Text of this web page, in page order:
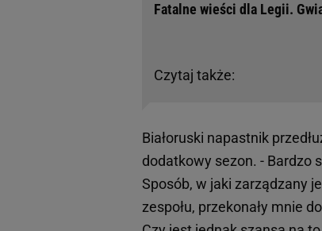
Czytaj także:
Fatalne wieści dla Legii.
Białoruski napastnik
dodatkowy sezon. - Bardzo
Sposób, w jaki zarządzany
zespołu, przekonały mnie